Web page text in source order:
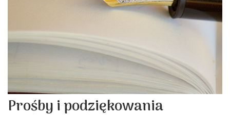
Prośby i podziękowania